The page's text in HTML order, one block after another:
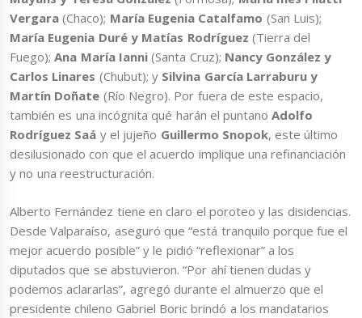
Vergara (Chaco); María Eugenia Catalfamo (San Luis);
María Eugenia Duré y Matías Rodríguez (Tierra del
Fuego);Ana María Ianni(Santa Cruz); Nancy González y
Carlos Linares (Chubut); y Silvina García Larraburu y
Martín Doñate (Río Negro). Por fuera de este espacio,
también es una incógnita qué harán el puntanoAdolfo
Rodríguez Saá y el jujeño Guillermo Snopok, este último
desilusionado con que el acuerdo implique una refinanciación
y no una reestructuración.
Alberto Fernández tiene en claro el poroteo y las disidencias.
Desde Valparaíso, aseguró que “está tranquilo porque fue el
mejor acuerdo posible” y le pidió “reflexionar” a los
diputados que se abstuvieron. “Por ahí tienen dudas y
podemos aclararlas”, agregó durante el almuerzo que el
presidente chileno Gabriel Boric brindó a los mandatarios